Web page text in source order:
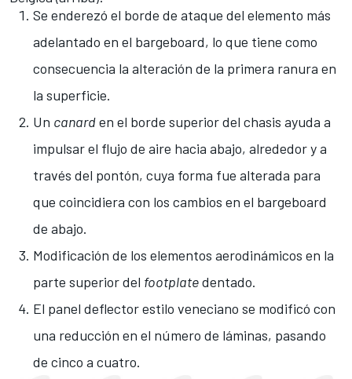
Se enderezó el borde de ataque del elemento más
adelantado en el bargeboard, lo que tiene como
consecuencia la alteración de la primera ranura en
la superficie.
Un canarden el borde superior del chasis ayuda a
impulsar el flujo de aire hacia abajo, alrededor y a
través del pontón, cuya forma fue alterada para
que coincidiera con los cambios en el bargeboard
de abajo.
Modificación de los elementos aerodinámicos en la
parte superior del footplatedentado.
El panel deflector estilo veneciano se modificó con
una reducción en el número de láminas, pasando
de cinco a cuatro.